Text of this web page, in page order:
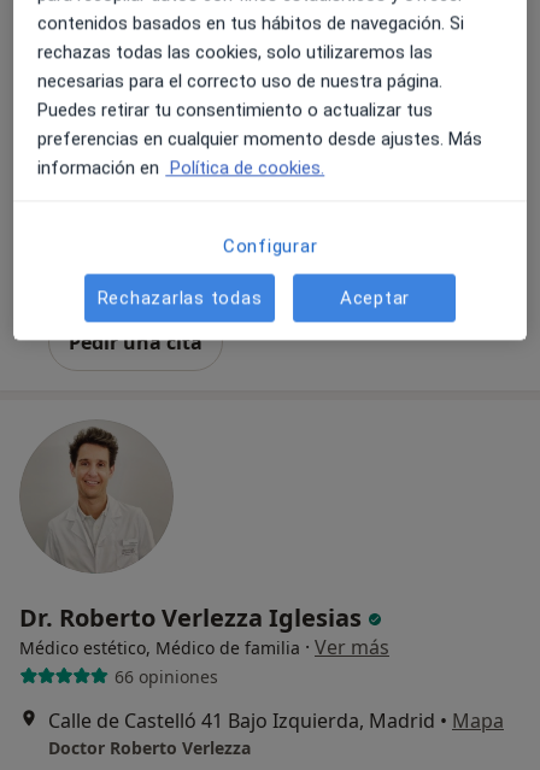
Médica estética, Anestesista·Ver más
328 opiniones
Dirección 1 Dirección 2
Pedir una cita
Dr. Roberto Verlezza Iglesias
Médico estético, Médico de familia · Ver más
66 opiniones
Calle de Castelló 41 Bajo Izquierda, Madrid • Mapa
Doctor Roberto Verlezza
contenidos basados en tus hábitos de navegación. Si
rechazas todas las cookies, solo utilizaremos las
necesarias para el correcto uso de nuestra página.
Puedes retirar tu consentimiento o actualizar tus
preferencias en cualquier momento desde ajustes. Más
información en Política de cookies.
Configurar
Rechazarlas todas Aceptar